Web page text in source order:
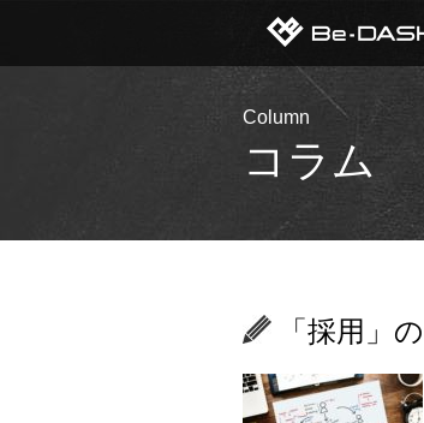
Column
コラム
「採用」